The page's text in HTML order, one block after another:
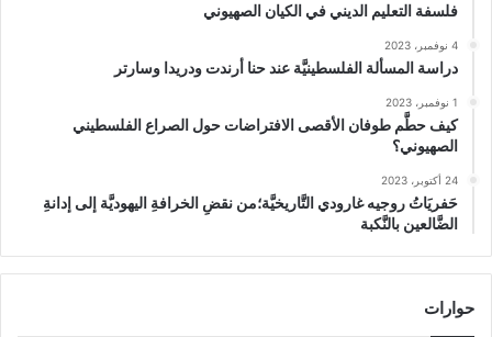
فلسفة التعليم الديني في الكيان الصهيوني
4 نوفمبر، 2023
دراسة المسألة الفلسطينيَّة عند حنا أرندت ودريدا وسارتر
1 نوفمبر، 2023
كيف حطَّم طوفان الأقصى الافتراضات حول الصراع الفلسطيني
الصهيوني؟
24 أكتوبر، 2023
حَفريَاتُ روجيه غارودي التَّاريخيَّة؛من نقضِ الخرافةِ اليهوديَّة إلى إدانةِ
الضَّالعين بالنَّكبة
حوارات